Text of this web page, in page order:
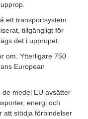
ett transportsystem
tillgängligt för
det i uppropet.
om. Ytterligare 750
European
de medel EU avsätter
energi och
att stödja förbindelser